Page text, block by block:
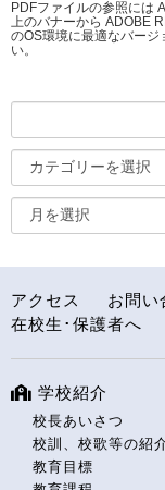
PDFファイルの参照には
上のバナーから ADOBE
のOS環境に最適なバージ
い。
アクセス お問い
在校生･保護者へ
学校紹介
校長あいさつ
校訓、校歌等の紹
教育目標